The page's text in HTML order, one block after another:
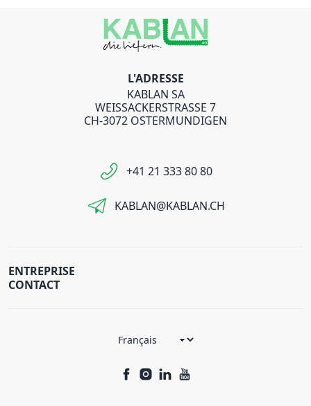
L'ADRESSE
KABLAN SA
WEISSACKERSTRASSE 7
CH-3072 OSTERMUNDIGEN
+41 21 333 80 80
KABLAN@KABLAN.CH
ENTREPRISE
CONTACT